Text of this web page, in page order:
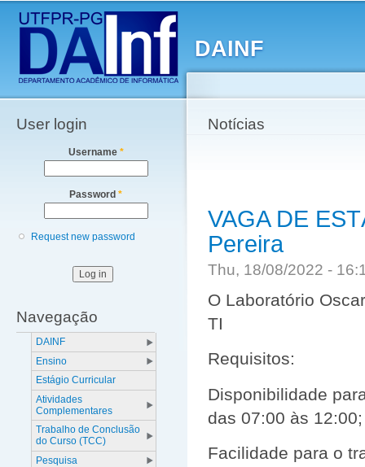
DAINF
Main menu
User login
Username *
Password *
Request new password
Navegação
DAINF
Ensino
Estágio Curricular
Atividades
Complementares
Trabalho de Conclusão
do Curso (TCC)
Pesquisa
Notícias
VAGA DE
Pereira
Thu, 18/08/2022 -
O Laboratório
TI
Requisitos:
Disponibilidade
das 07:00 às 12:00;
Facilidade para o